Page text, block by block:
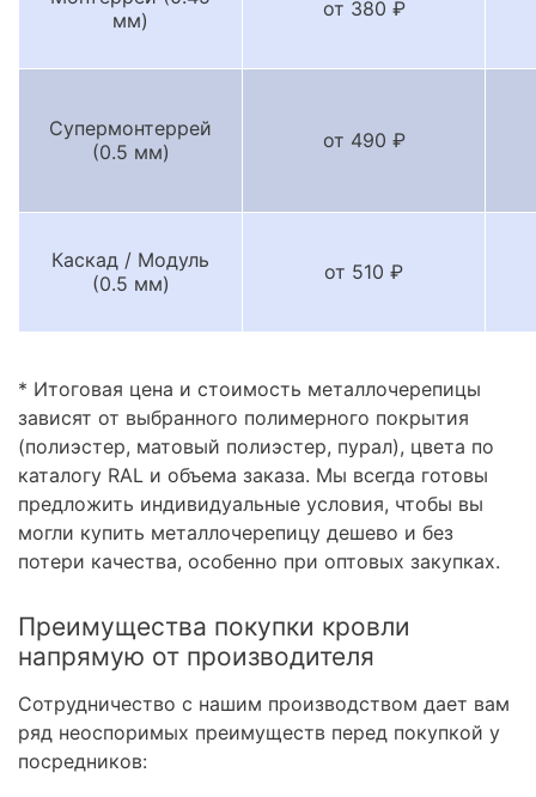
мм)
от 380 ₽
Супермонтеррей
(0.5 мм)
от 490 ₽
Каскад / Модуль
(0.5 мм)
от 510 ₽
* Итоговая цена и стоимость металлочерепицы
зависят от выбранного полимерного покрытия
(полиэстер, матовый полиэстер, пурал), цвета по
каталогу RAL и объема заказа. Мы всегда готовы
предложить индивидуальные условия, чтобы вы
могли купить металлочерепицу дешево и без
потери качества, особенно при оптовых закупках.
Преимущества покупки кровли
напрямую от производителя
Сотрудничество с нашим производством дает вам
ряд неоспоримых преимуществ перед покупкой у
посредников: